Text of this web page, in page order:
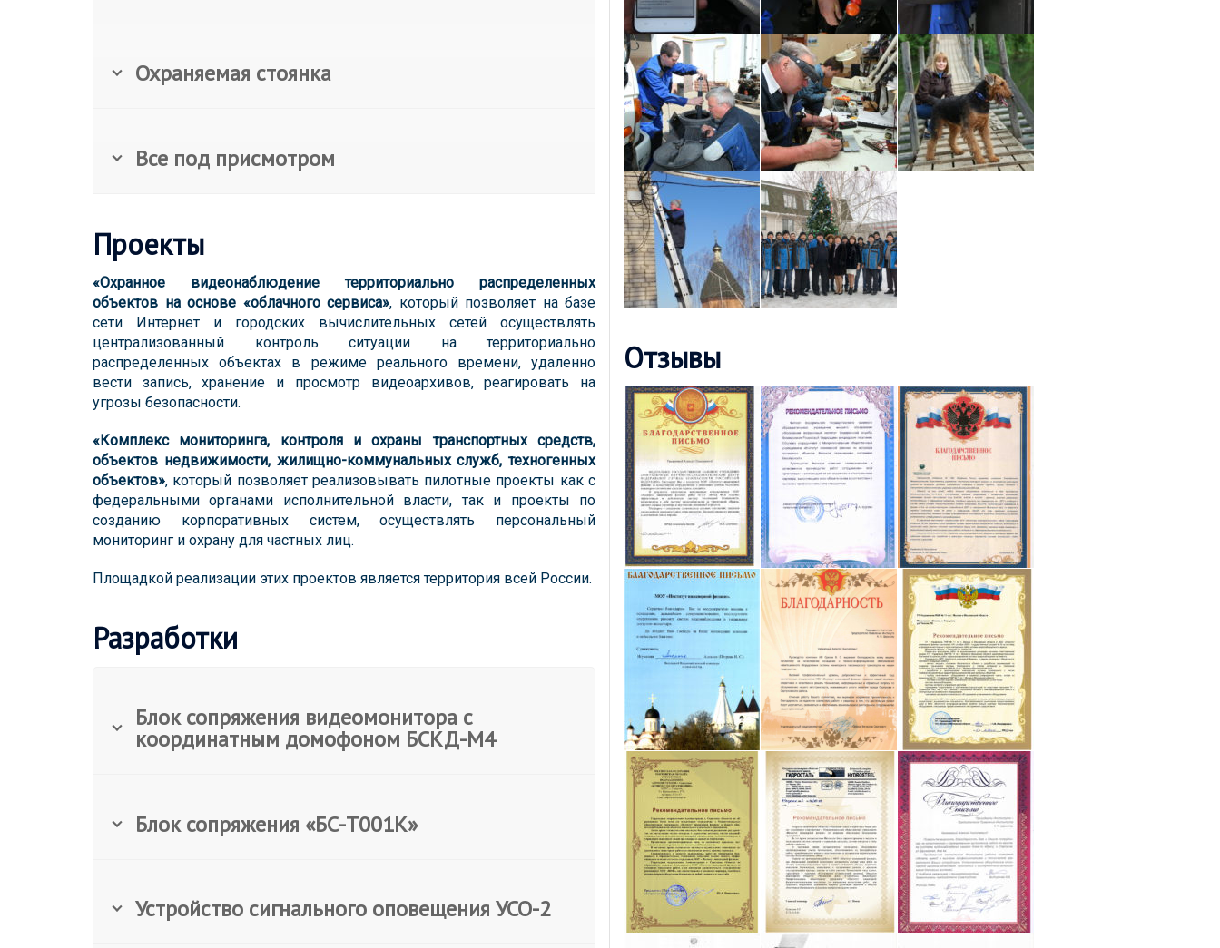
Охраняемая стоянка
Все под присмотром
Проекты
«Охранное видеонаблюдение территориально распределенных
объектов на основе «облачного сервиса», который позволяет на базе
сети Интернет и городских вычислительных сетей осуществлять
централизованный контроль ситуации на территориально
распределенных объектах в режиме реального времени, удаленно
вести запись, хранение и просмотр видеоархивов, реагировать на
угрозы безопасности.
«Комплекс мониторинга, контроля и охраны транспортных средств,
объектов недвижимости, жилищно-коммунальных служб, техногенных
объектов», который позволяет реализовывать пилотные проекты как с
федеральными органами исполнительной власти, так и проекты по
созданию корпоративных систем, осуществлять персональный
мониторинг и охрану для частных лиц.
Площадкой реализации этих проектов является территория всей России.
Разработки
Блок сопряжения видеомонитора с
координатным домофоном БСКД-М4
Блок сопряжения «БС-Т001К»
Устройство сигнального оповещения УСО-2
Отзывы